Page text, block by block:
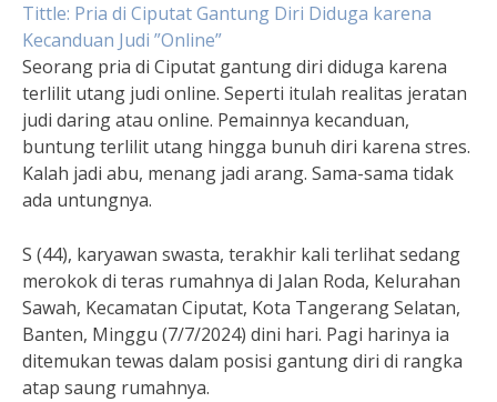
Tittle: Pria di Ciputat Gantung Diri Diduga karena
Kecanduan Judi ”Online”
Seorang pria di Ciputat gantung diri diduga karena
terlilit utang judi online. Seperti itulah realitas jeratan
judi daring atau online. Pemainnya kecanduan,
buntung terlilit utang hingga bunuh diri karena stres.
Kalah jadi abu, menang jadi arang. Sama-sama tidak
ada untungnya.
S (44), karyawan swasta, terakhir kali terlihat sedang
merokok di teras rumahnya di Jalan Roda, Kelurahan
Sawah, Kecamatan Ciputat, Kota Tangerang Selatan,
Banten, Minggu (7/7/2024) dini hari. Pagi harinya ia
ditemukan tewas dalam posisi gantung diri di rangka
atap saung rumahnya.